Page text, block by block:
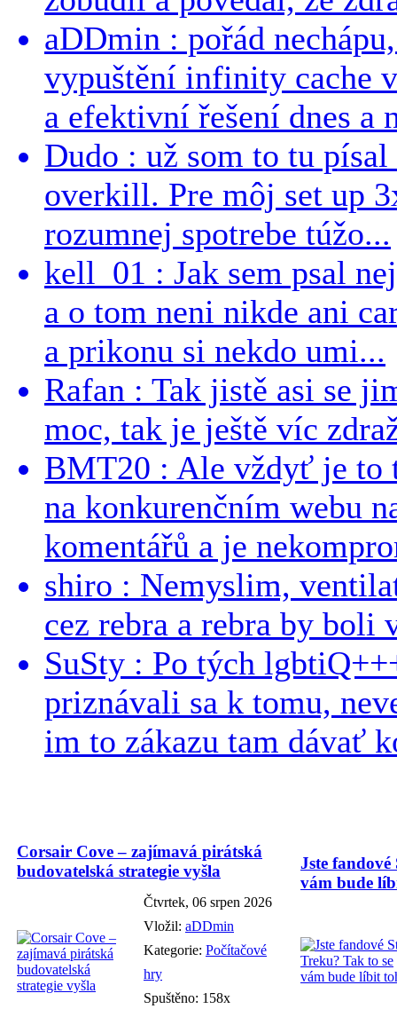
aDDmin : pořád
vypuštění infinity cache
a efektivní řešení dnes a
Dudo : už som to tu
overkill. Pre môj set up
rozumnej spotrebe túžo...
kell_01 : Jak sem psal
a o tom neni nikde ani
a prikonu si nekdo umi...
Rafan : Tak jistě asi se
moc, tak je ještě víc
BMT20 : Ale vždyť je to
na konkurenčním webu
komentářů a je
shiro : Nemyslim,
cez rebra a rebra by boli
SuSty : Po tých
priznávali sa k tomu,
im to zákazu tam dávať
Corsair Cove – zajímavá pirátská
budovatelská strategie vyšla
Čtvrtek, 06 srpen 2026
Vložil: aDDmin
Kategorie: Počítačové
hry
Spuštěno: 158x
Jste
vám bude